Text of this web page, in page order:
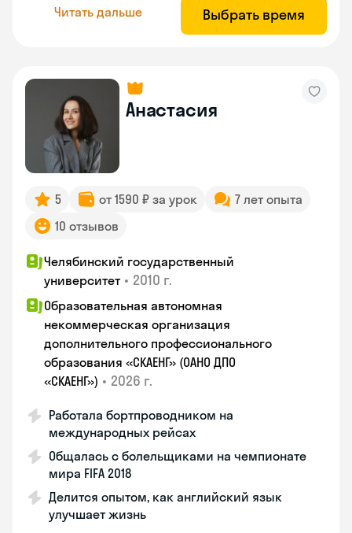
Читать дальше Выбрать время
Анастасия
5 от 1590 ₽ за урок
7 лет опыта
10 отзывов
Челябинский государственный
университет • 2010 г.
Образовательная автономная
некоммерческая организация
дополнительного профессионального
образования «СКАЕНГ» (ОАНО ДПО
«СКАЕНГ») • 2026 г.
Работала бортпроводником на
международных рейсах
Общалась с болельщиками на чемпионате
мира FIFA 2018
Делится опытом, как английский язык
улучшает жизнь